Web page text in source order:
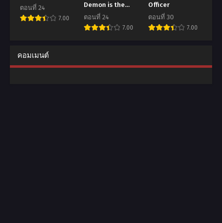
ตอนที่ 24
7.00
Demon is the
King of Demons
ตอนที่ 24
7.00
Officer
ตอนที่ 30
7.00
คอมเมนต์